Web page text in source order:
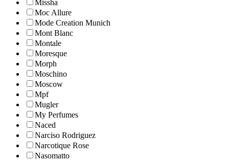
Missha
Moc Allure
Mode Creation Munich
Mont Blanc
Montale
Moresque
Morph
Moschino
Moscow
Mpf
Mugler
My Perfumes
Naced
Narciso Rodriguez
Narcotique Rose
Nasomatto